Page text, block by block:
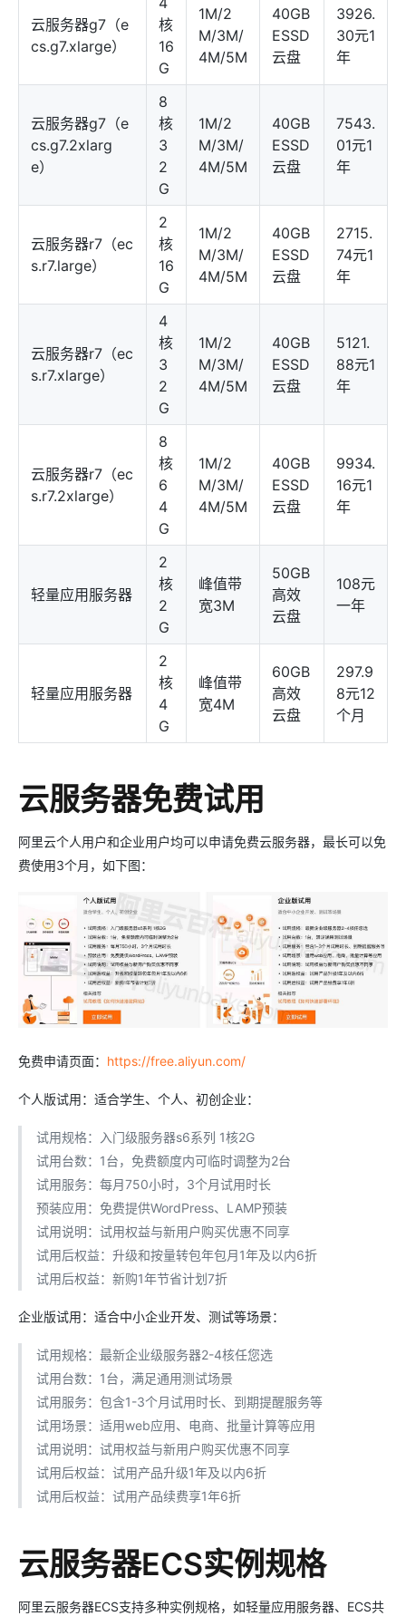
云服务器g7（e
cs.g7.xlarge）
核
16
G
1M/2
M/3M/
4M/5M
40GB
ESSD
云盘
3926.
30元1
年
云服务器g7（e
cs.g7.2xlarg
e）
8
核
3
2
G
1M/2
M/3M/
4M/5M
40GB
ESSD
云盘
7543.
01元1
年
云服务器r7（ec
s.r7.large）
2
核
16
G
1M/2
M/3M/
4M/5M
40GB
ESSD
云盘
2715.
74元1
年
云服务器r7（ec
s.r7.xlarge）
4
核
3
2
G
1M/2
M/3M/
4M/5M
40GB
ESSD
云盘
5121.
88元1
年
云服务器r7（ec
s.r7.2xlarge）
8
核
6
4
G
1M/2
M/3M/
4M/5M
40GB
ESSD
云盘
9934.
16元1
年
轻量应用服务器
2
核
2
G
峰值带
宽3M
50GB
高效
云盘
108元
一年
轻量应用服务器
2
核
4
G
峰值带
宽4M
60GB
高效
云盘
297.9
8元12
个月
云服务器免费试用
阿里云个人用户和企业用户均可以申请免费云服务器，最长可以免
费使用3个月，如下图：
免费申请页面： https://free.aliyun.com/
个人版试用：适合学生、个人、初创企业：
试用规格：入门级服务器s6系列 1核2G
试用台数：1台，免费额度内可临时调整为2台
试用服务：每月750小时，3个月试用时长
预装应用：免费提供WordPress、LAMP预装
试用说明：试用权益与新用户购买优惠不同享
试用后权益：升级和按量转包年包月1年及以内6折
试用后权益：新购1年节省计划7折
企业版试用：适合中小企业开发、测试等场景：
试用规格：最新企业级服务器2-4核任您选
试用台数：1台，满足通用测试场景
试用服务：包含1-3个月试用时长、到期提醒服务等
试用场景：适用web应用、电商、批量计算等应用
试用说明：试用权益与新用户购买优惠不同享
试用后权益：试用产品升级1年及以内6折
试用后权益：试用产品续费享1年6折
云服务器ECS实例规格
阿里云服务器ECS支持多种实例规格，如轻量应用服务器、ECS共